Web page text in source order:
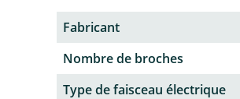
Fabricant
Nombre de broches
Type de faisceau électrique